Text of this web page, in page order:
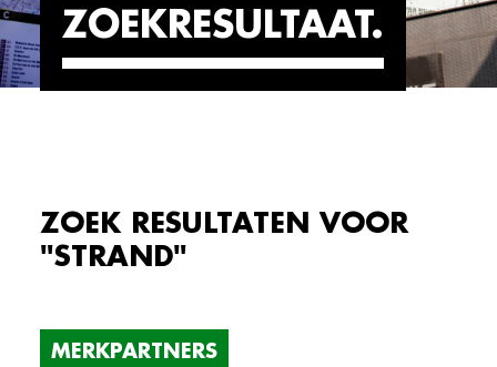
ZOEKRESULTAAT
ZOEK RESULTATEN VOOR
"STRAND"
MERKPARTNERS